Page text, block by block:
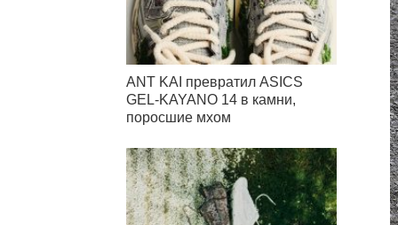
ANT KAI превратил ASICS
GEL-KAYANO 14 в камни,
поросшие мхом